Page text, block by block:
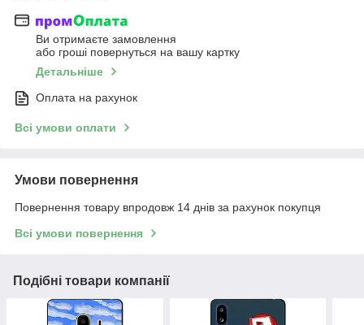
Ви отримаєте замовлення
або гроші повернуться на вашу картку
Детальніше
Оплата на рахунок
Всі умови оплати
Умови повернення
Повернення товару впродовж 14 днів за рахунок покупця
Всі умови повернення
Подібні товари компанії